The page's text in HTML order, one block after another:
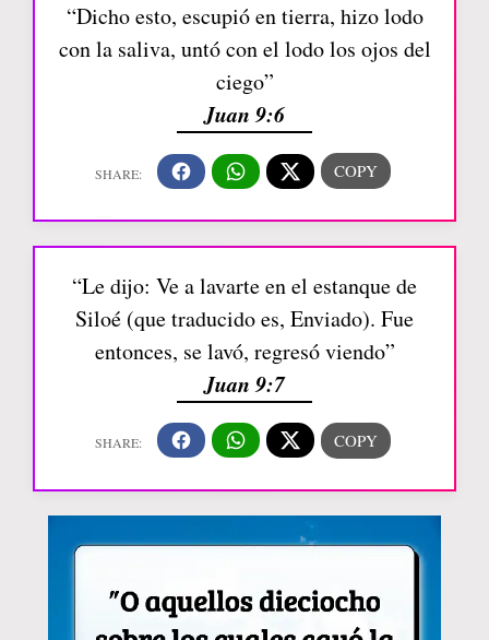
“Dicho esto, escupió en tierra, hizo lodo
con la saliva, untó con el lodo los ojos del
ciego”
Juan 9:6
“Le dijo: Ve a lavarte en el estanque de
Siloé (que traducido es, Enviado). Fue
entonces, se lavó, regresó viendo”
Juan 9:7